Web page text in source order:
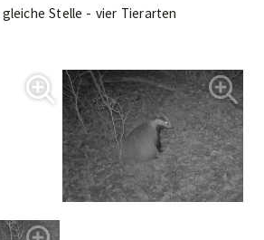
Stelle - vier Tierarten